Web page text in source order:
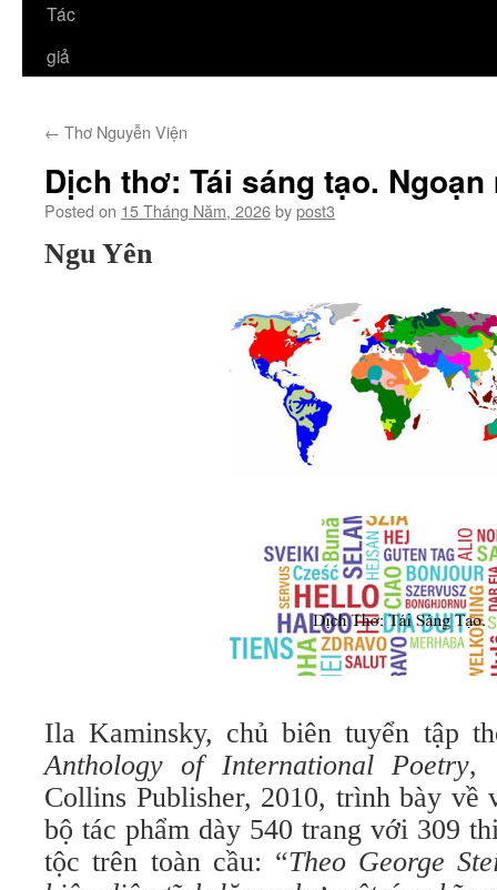
Tác
giả
← Thơ Nguyễn Viện
Dịch thơ: Tái sáng tạo.
Posted on 15 Tháng Năm, 2026bypost3
Ngu Yên
Ila Kaminsky, chủ biên tuyển tập
Anthology of International Poetry,
Collins Publisher, 2010, trình bày về
bộ tác phẩm dày 540 trang với 309
tộc trên toàn cầu: “Theo George